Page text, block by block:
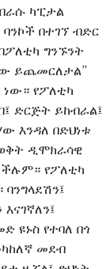
ካፒታል
በተገኘ ብድር
ግንኙንት
ይጨመርለታል”
የፖለቲካ
ድርጅት ይከብራል፤
እንዳለ በድህነቱ
ዲሞክራሳዊ
የፖለቲካ
ዩኑስ የተባለ በጎ
መደብ